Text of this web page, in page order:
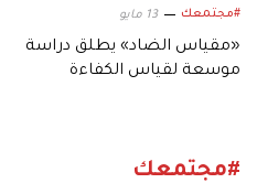
#مجتمعك 13 مايو
«مقياس الضاد» يطلق دراسة
موسعة لقياس الكفاءة
#مجتمعك